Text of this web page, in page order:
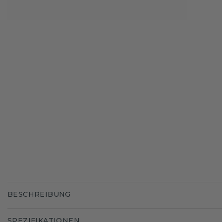
BESCHREIBUNG